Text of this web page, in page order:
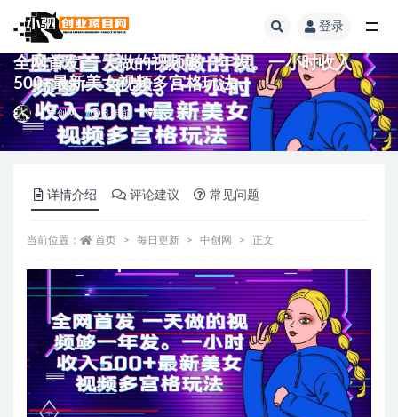
登录
全网首发 一天做的视频够一年发。一小时收入
500+最新美女视频多宫格玩法
中创网 3 年前 9.9
详情介绍 评论建议 常见问题
当前位置： 首页 每日更新 中创网 正文